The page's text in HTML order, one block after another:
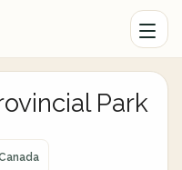
Park